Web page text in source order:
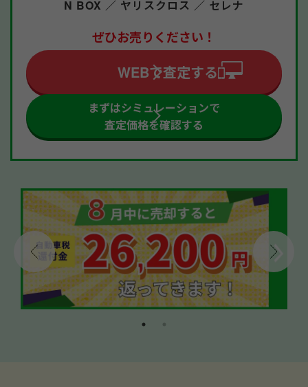
N BOX ／ ヤリスクロス ／ セレナ
ぜひお売りください！
WEBで査定する
まずはシミュレーションで
査定価格を確認する